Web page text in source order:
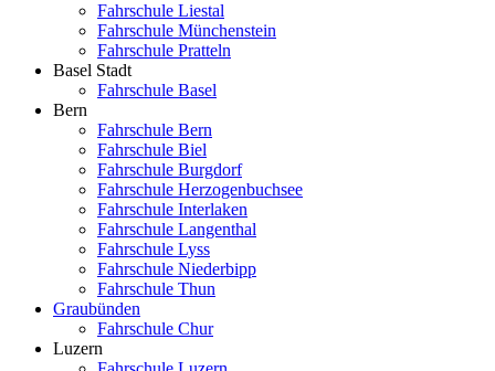
Fahrschule Liestal
Fahrschule Münchenstein
Fahrschule Pratteln
Basel Stadt
Fahrschule Basel
Bern
Fahrschule Bern
Fahrschule Biel
Fahrschule Burgdorf
Fahrschule Herzogenbuchsee
Fahrschule Interlaken
Fahrschule Langenthal
Fahrschule Lyss
Fahrschule Niederbipp
Fahrschule Thun
Graubünden
Fahrschule Chur
Luzern